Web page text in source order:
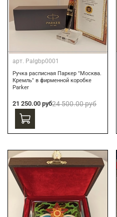
арт. Palgbp0001
Ручка расписная Паркер "Москва.
Кремль" в фирменной коробке
Parker
21 250.00 руб24 500.00 руб